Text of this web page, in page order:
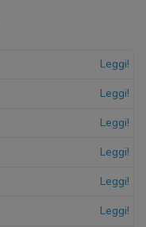
Leggi!
Leggi!
Leggi!
Leggi!
Leggi!
Leggi!